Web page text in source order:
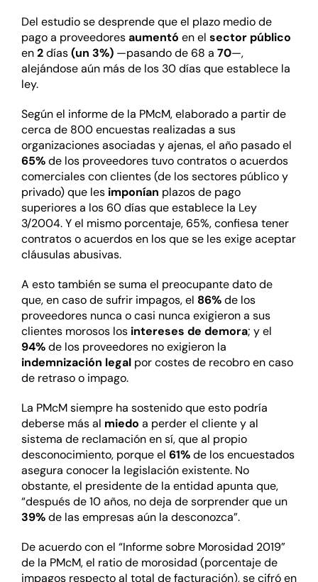
Del estudio se desprende que el plazo medio de
pago a proveedoresaumentó en el sector público
en2días(un 3%) —pasando de 68 a 70—,
alejándose aún más de los 30 días que establece la
ley.
Según el informe de la PMcM, elaborado a partir de
cerca de 800 encuestas realizadas a sus
organizaciones asociadas y ajenas, el año pasado el
65%de los proveedores tuvo contratos o acuerdos
comerciales con clientes (de los sectores público y
privado) que les imponían plazos de pago
superiores a los 60 días que establece la Ley
3/2004. Y el mismo porcentaje, 65%, confiesa tener
contratos o acuerdos en los que se les exige aceptar
cláusulas abusivas.
A esto también se suma el preocupante dato de
que, en caso de sufrir impagos, el 86%de los
proveedores nunca o casi nunca exigieron a sus
clientes morosos los intereses de demora; y el
94%de los proveedores no exigieron la
indemnización legal por costes de recobro en caso
de retraso o impago.
La PMcM siempre ha sostenido que esto podría
deberse más al miedo a perder el cliente y al
sistema de reclamación en sí, que al propio
desconocimiento, porque el 61%de los encuestados
asegura conocer la legislación existente. No
obstante, el presidente de la entidad apunta que,
“después de 10 años, no deja de sorprender que un
39%de las empresas aún la desconozca”.
De acuerdo con el “Informe sobre Morosidad 2019”
de la PMcM, el ratio de morosidad (porcentaje de
impagos respecto al total de facturación), se cifró en